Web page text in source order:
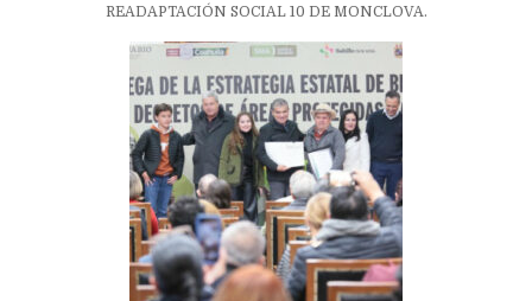
READAPTACIÓN SOCIAL 10 DE MONCLOVA.